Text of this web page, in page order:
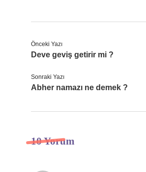
Önceki Yazı
Deve geviş getirir mi ?
Sonraki Yazı
Abher namazı ne demek ?
10 Yorum